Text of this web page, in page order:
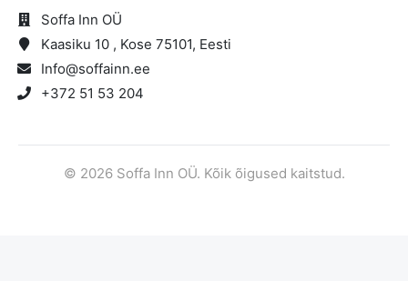
Soffa Inn OÜ
Kaasiku 10 , Kose 75101, Eesti
Info@soffainn.ee
+372 51 53 204
© 2026 Soffa Inn OÜ. Kõik õigused kaitstud.